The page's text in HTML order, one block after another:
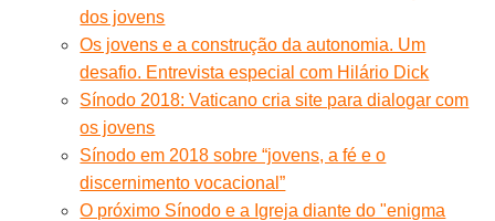
dos jovens
Os jovens e a construção da autonomia. Um
desafio. Entrevista especial com Hilário Dick
Sínodo 2018: Vaticano cria site para dialogar com
os jovens
Sínodo em 2018 sobre “jovens, a fé e o
discernimento vocacional”
O próximo Sínodo e a Igreja diante do "enigma